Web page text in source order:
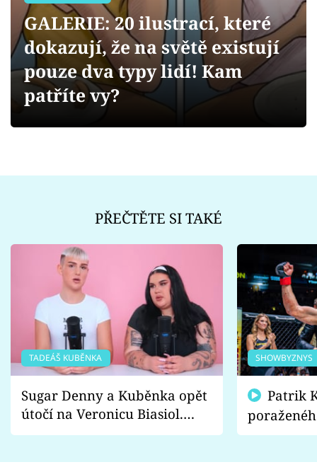
Videa
Sledujte prima+
GALERIE: 20 ilustrací, které
dokazují, že na světě existují
pouze dva typy lidí! Kam
patříte vy?
PŘEČTĚTE SI TAKÉ
TADEÁŠ KUBĚNKA
Sugar Denny a Kuběnka opět
útočí na Veronicu Biasiol.
Proč je podle nich falešná a
SHOWBYZNYS
fanoušci